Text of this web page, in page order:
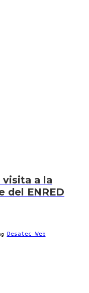
a la
del ENRED
Desatec Web